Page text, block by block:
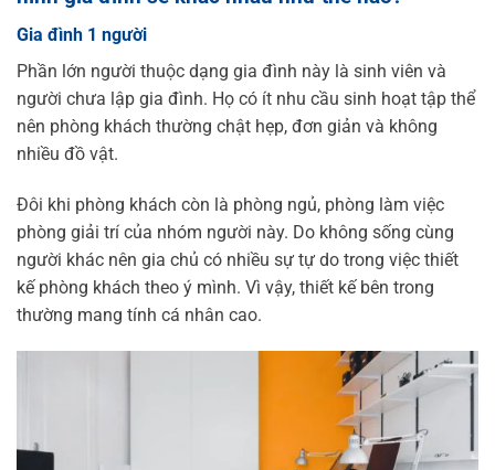
Gia đình 1 người
Phần lớn người thuộc dạng gia đình này là sinh viên và
người chưa lập gia đình. Họ có ít nhu cầu sinh hoạt tập thể
nên phòng khách thường chật hẹp, đơn giản và không
nhiều đồ vật.
Đôi khi phòng khách còn là phòng ngủ, phòng làm việc
phòng giải trí của nhóm người này. Do không sống cùng
người khác nên gia chủ có nhiều sự tự do trong việc thiết
kế phòng khách theo ý mình. Vì vậy, thiết kế bên trong
thường mang tính cá nhân cao.